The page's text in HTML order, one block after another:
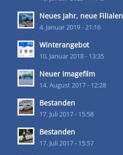
Neues Jahr, neue Filialen
4. Januar 2019 - 21:16
Winterangebot
10. Januar 2018 - 13:35
Neuer Imagefilm
14. August 2017 - 12:28
Bestanden
17. Juli 2017 - 15:58
Bestanden
17. Juli 2017 - 15:57